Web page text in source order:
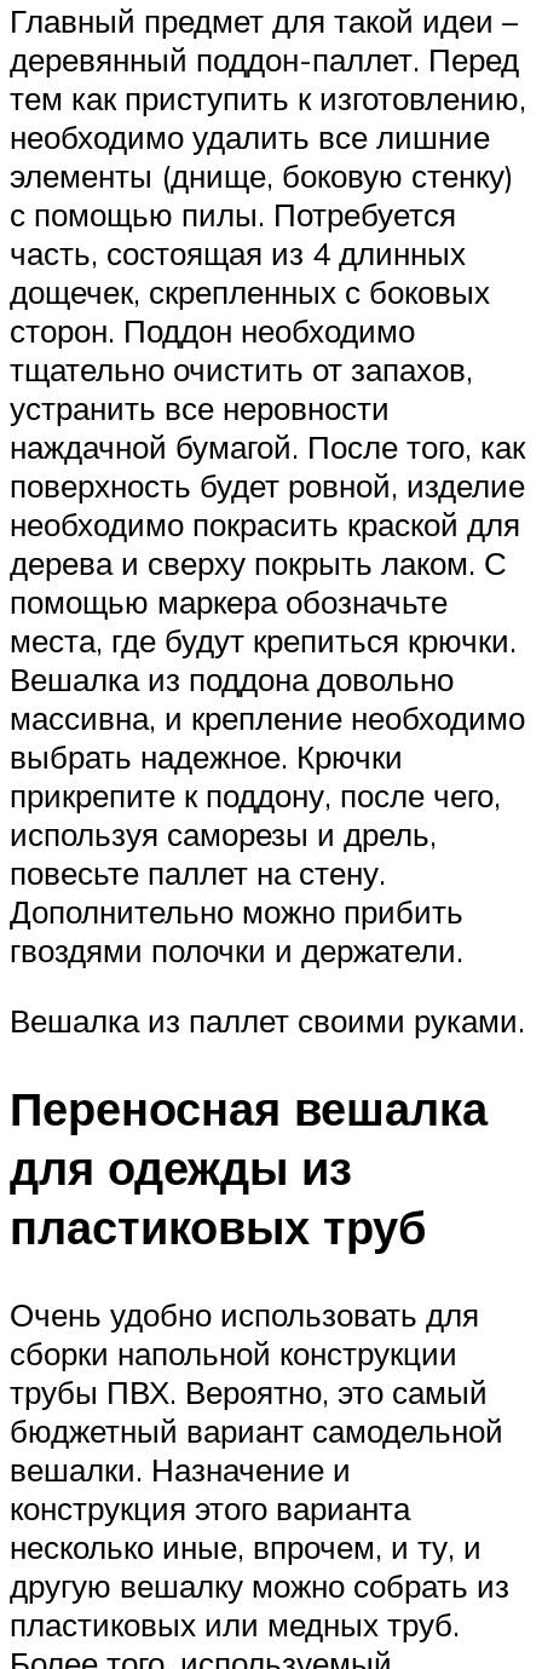
Главный предмет для такой идеи –
деревянный поддон-паллет. Перед
тем как приступить к изготовлению,
необходимо удалить все лишние
элементы (днище, боковую стенку)
с помощью пилы. Потребуется
часть, состоящая из 4 длинных
дощечек, скрепленных с боковых
сторон. Поддон необходимо
тщательно очистить от запахов,
устранить все неровности
наждачной бумагой. После того, как
поверхность будет ровной, изделие
необходимо покрасить краской для
дерева и сверху покрыть лаком. С
помощью маркера обозначьте
места, где будут крепиться крючки.
Вешалка из поддона довольно
массивна, и крепление необходимо
выбрать надежное. Крючки
прикрепите к поддону, после чего,
используя саморезы и дрель,
повесьте паллет на стену.
Дополнительно можно прибить
гвоздями полочки и держатели.
Вешалка из паллет своими руками.
Переносная вешалка
для одежды из
пластиковых труб
Очень удобно использовать для
сборки напольной конструкции
трубы ПВХ. Вероятно, это самый
бюджетный вариант самодельной
вешалки. Назначение и
конструкция этого варианта
несколько иные, впрочем, и ту, и
другую вешалку можно собрать из
пластиковых или медных труб.